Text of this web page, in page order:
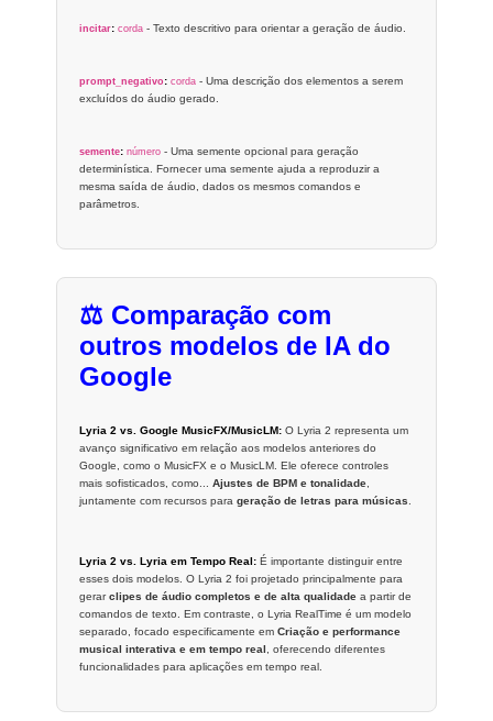
incitar: corda - Texto descritivo para orientar a geração de áudio.
prompt_negativo : corda - Uma descrição dos elementos a serem
excluídos do áudio gerado.
semente: número - Uma semente opcional para geração
determinística. Fornecer uma semente ajuda a reproduzir a
mesma saída de áudio, dados os mesmos comandos e
parâmetros.
⚖️ Comparação com
outros modelos de IA do
Google
Lyria 2 vs. Google MusicFX/MusicLM: O Lyria 2 representa um
avanço significativo em relação aos modelos anteriores do
Google, como o MusicFX e o MusicLM. Ele oferece controles
mais sofisticados, como...Ajustes de BPM e tonalidade
juntamente com recursos parageração de letras para músicas
Lyria 2 vs. Lyria em Tempo Real: É importante distinguir entre
esses dois modelos. O Lyria 2 foi projetado principalmente para
gerarclipes de áudio completos e de alta qualidade a partir de
comandos de texto. Em contraste, o Lyria RealTime é um modelo
separado, focado especificamente emCriação e performance
musical interativa e em tempo real
, oferecendo diferentes
funcionalidades para aplicações em tempo real.